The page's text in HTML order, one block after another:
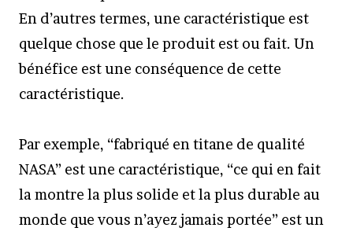
En d’autres termes, une caractéristique est
quelque chose que le produit est ou fait. Un
bénéfice est une conséquence de cette
caractéristique.
Par exemple, “fabriqué en titane de qualité
NASA” est une caractéristique, “ce qui en fait
la montre la plus solide et la plus durable au
monde que vous n’ayez jamais portée” est un